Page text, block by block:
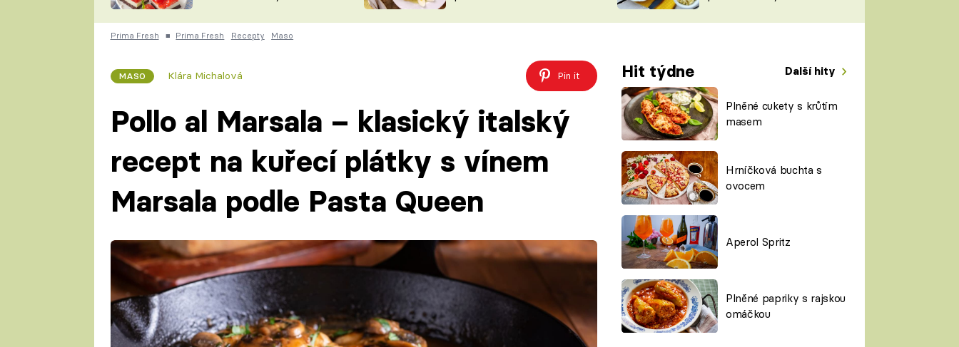
ČESKO NA TALÍŘI
KUCHAŘKA
VYCHYTÁVKY
ŠÉFREDAKTORKY
ČASOPIS
Prima Fresh ■ Prima Fresh Recepty Maso
MASO Klára Michalová Pin it Hit týdne Další hity
Plněné cukety s krůtím
masem
Hrníčková buchta s
ovocem
Aperol Spritz
Plněné papriky s rajskou
omáčkou
Pollo al Marsala – klasický italský
recept na kuřecí plátky s vínem
Marsala podle Pasta Queen